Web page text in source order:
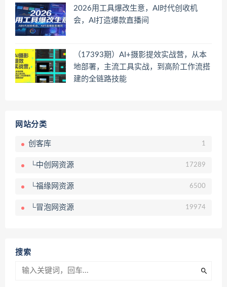
2026用工具爆改生意，AI时代创收机
会，AI打造爆款直播间
（17393期）AI+摄影提效实战营，从本
地部署，主流工具实战，到高阶工作流搭
建的全链路技能
网站分类
创客库 1
└中创网资源 17289
└福缘网资源 6500
└冒泡网资源 19974
搜索